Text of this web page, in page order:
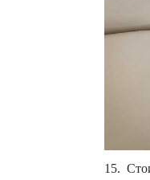
15.